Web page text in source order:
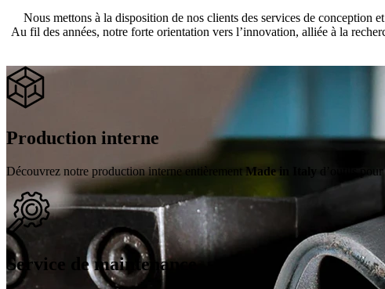
Nous mettons à la disposition de nos clients des services de conception
Au fil des années, notre forte orientation vers l’innovation, alliée à la
Production interne
Découvrez notre production interne entièrement Made in Italy d’outils
Service de maintenance